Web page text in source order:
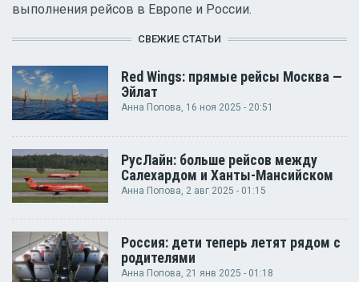
выполнения рейсов в Европе и России.
СВЕЖИЕ СТАТЬИ
Red Wings: прямые рейсы Москва —
Эйлат
Анна Попова, 16 ноя 2025 - 20:51
РусЛайн: больше рейсов между
Салехардом и Ханты-Мансийском
Анна Попова , 2 авг 2025 - 01:15
Россия: дети теперь летят рядом с
родителями
Анна Попова, 21 янв 2025 - 01:18